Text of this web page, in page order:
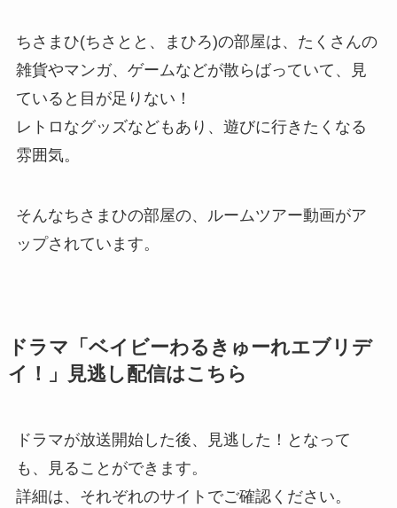
ちさまひ(ちさとと、まひろ)の部屋は、たくさんの
雑貨やマンガ、ゲームなどが散らばっていて、見
ていると目が足りない！
レトロなグッズなどもあり、遊びに行きたくなる
雰囲気。
そんなちさまひの部屋の、ルームツアー動画がア
ップされています。
ドラマ「ベイビーわるきゅーれエブリデ
イ！」見逃し配信はこちら
ドラマが放送開始した後、見逃した！となって
も、見ることができます。
詳細は、それぞれのサイトでご確認ください。